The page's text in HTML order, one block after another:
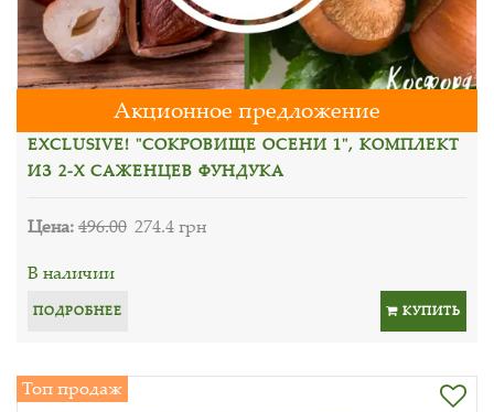
Акционное предложение
EXCLUSIVE! "СОКРОВИЩЕ ОСЕНИ 1", КОМПЛЕКТ
ИЗ 2-Х САЖЕНЦЕВ ФУНДУКА
Цена:496.00 274.4 грн
В наличии
ПОДРОБНЕЕ КУПИТЬ
Топ продаж